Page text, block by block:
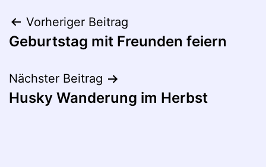
Beitragsnavigation
Vorheriger Beitrag
Geburtstag mit Freunden feiern
Nächster Beitrag
Husky Wanderung im Herbst